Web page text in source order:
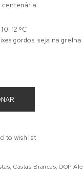
centenária
10-12 ºC
gordos, seja na
to wishlist
,Castas Brancas, DOP